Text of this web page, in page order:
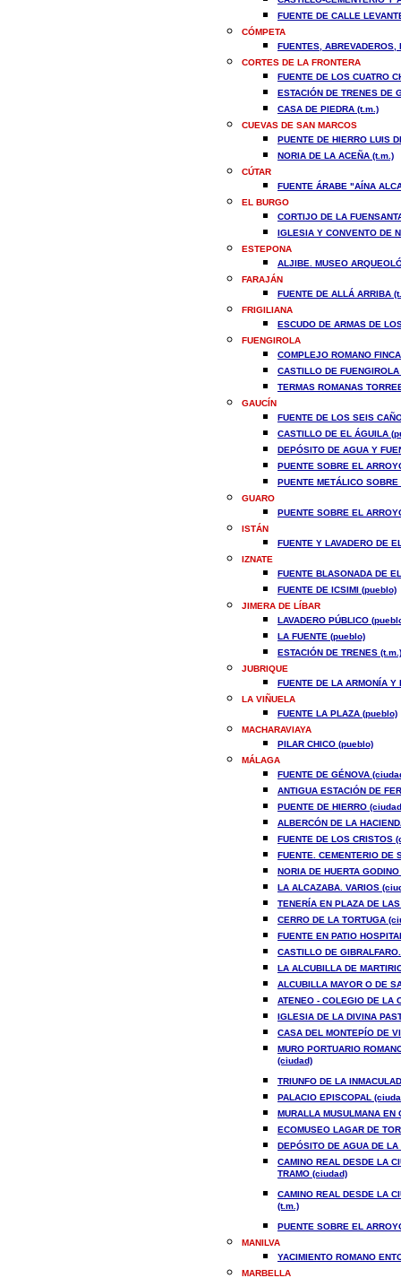
FUENTE DE CALLE
CÓMPETA
FUENTES,
CORTES DE LA FRONTERA
FUENTE DE LOS CUATRO
ESTACIÓN DE TRENES DE
CASA DE PIEDRA (t.m.)
CUEVAS DE SAN MARCOS
PUENTE DE HIERRO LUIS
NORIA DE LA ACEÑA (t.m.)
CÚTAR
FUENTE ÁRABE "AÍNA
EL BURGO
CORTIJO DE LA
IGLESIA Y CONVENTO DE
ESTEPONA
ALJIBE. MUSEO
FARAJÁN
FUENTE DE ALLÁ ARRIBA
FRIGILIANA
ESCUDO DE ARMAS DE
FUENGIROLA
COMPLEJO ROMANO
CASTILLO DE
TERMAS ROMANAS
GAUCÍN
FUENTE DE LOS SEIS
CASTILLO DE EL ÁGUILA
DEPÓSITO DE AGUA Y
PUENTE SOBRE EL
PUENTE METÁLICO
GUARO
PUENTE SOBRE EL
ISTÁN
FUENTE Y LAVADERO DE
IZNATE
FUENTE BLASONADA DE
FUENTE DE ICSIMI (pueblo)
JIMERA DE LÍBAR
LAVADERO PÚBLICO
LA FUENTE (pueblo)
ESTACIÓN DE TRENES (t.m.)
JUBRIQUE
FUENTE DE LA ARMONÍA
LA VIÑUELA
FUENTE LA PLAZA (pueblo)
MACHARAVIAYA
PILAR CHICO (pueblo)
MÁLAGA
FUENTE DE GÉNOVA
ANTIGUA ESTACIÓN DE
PUENTE DE HIERRO
ALBERCÓN DE LA
FUENTE DE LOS CRISTOS
FUENTE. CEMENTERIO DE
NORIA DE HUERTA
LA ALCAZABA. VARIOS
TENERÍA EN PLAZA DE
CERRO DE LA TORTUGA
FUENTE EN PATIO
CASTILLO DE
LA ALCUBILLA DE
ALCUBILLA MAYOR O DE
ATENEO - COLEGIO DE LA
IGLESIA DE LA DIVINA
CASA DEL MONTEPÍO DE
MURO PORTUARIO
(ciudad)
TRIUNFO DE LA
PALACIO EPISCOPAL
MURALLA MUSULMANA EN
ECOMUSEO LAGAR DE
DEPÓSITO DE AGUA DE
CAMINO REAL DESDE LA
TRAMO (ciudad)
CAMINO REAL DESDE LA
(t.m.)
PUENTE SOBRE EL
MANILVA
YACIMIENTO ROMANO
MARBELLA